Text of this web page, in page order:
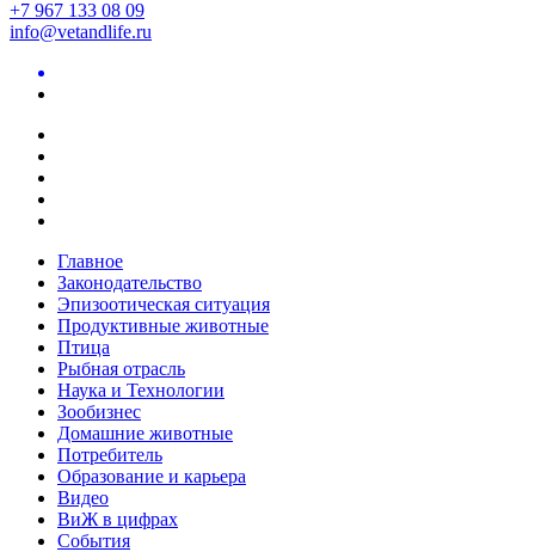
+7 967 133 08 09
info@vetandlife.ru
Главное
Законодательство
Эпизоотическая ситуация
Продуктивные животные
Птица
Рыбная отрасль
Наука и Технологии
Зообизнес
Домашние животные
Потребитель
Образование и карьера
Видео
ВиЖ в цифрах
События